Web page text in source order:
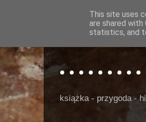
.........
książka - przygoda -
This site uses
are shared
statistics, and